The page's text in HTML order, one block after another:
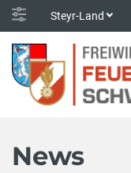
Steyr-Land
News